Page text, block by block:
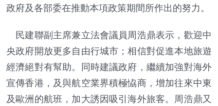
政府及各部委在推動本項政策期間所作出的努力。
民建聯副主席兼立法會議員周浩鼎表示，歡迎中
央政府開放更多自由行城市；相信對促進本地旅遊
經濟絕對有幫助。同時建議政府，繼續加強對海外
宣傳香港，及與航空業界積極恊商，增加往來中東
及歐洲的航班，加大誘因吸引海外旅客。周浩鼎又